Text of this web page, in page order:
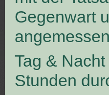
Gegenwart
Tag &
Stunden